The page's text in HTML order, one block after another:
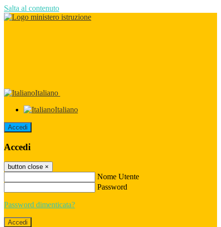
Salta al contenuto
Italiano
Italiano
Accedi
Accedi
button close ×
Nome Utente
Password
Password dimenticata?